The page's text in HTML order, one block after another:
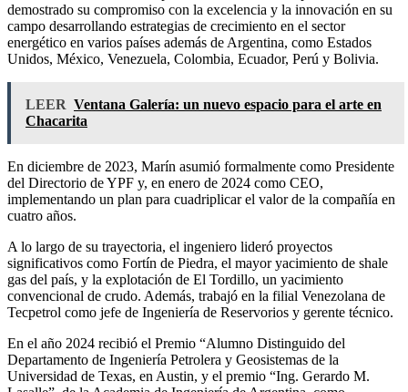
demostrado su compromiso con la excelencia y la innovación en su
campo desarrollando estrategias de crecimiento en el sector
energético en varios países además de Argentina, como Estados
Unidos, México, Venezuela, Colombia, Ecuador, Perú y Bolivia.
LEER Ventana Galería: un nuevo espacio para el arte en
Chacarita
En diciembre de 2023, Marín asumió formalmente como Presidente
del Directorio de YPF y, en enero de 2024 como CEO,
implementando un plan para cuadriplicar el valor de la compañía en
cuatro años.
A lo largo de su trayectoria, el ingeniero lideró proyectos
significativos como Fortín de Piedra, el mayor yacimiento de shale
gas del país, y la explotación de El Tordillo, un yacimiento
convencional de crudo. Además, trabajó en la filial Venezolana de
Tecpetrol como jefe de Ingeniería de Reservorios y gerente técnico.
En el año 2024 recibió el Premio “Alumno Distinguido del
Departamento de Ingeniería Petrolera y Geosistemas de la
Universidad de Texas, en Austin, y el premio “Ing. Gerardo M.